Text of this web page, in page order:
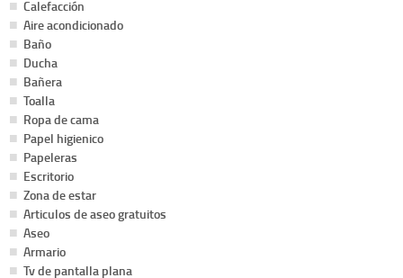
Calefacción
Aire acondicionado
Baño
Ducha
Bañera
Toalla
Ropa de cama
Papel higienico
Papeleras
Escritorio
Zona de estar
Articulos de aseo gratuitos
Aseo
Armario
Tv de pantalla plana